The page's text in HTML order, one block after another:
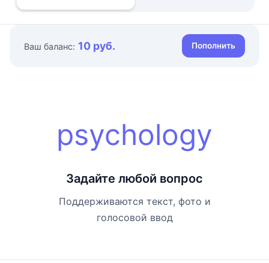
Ваш баланс: 10 руб. Пополнить
psychology
Задайте любой вопрос
Поддерживаются текст, фото и
голосовой ввод